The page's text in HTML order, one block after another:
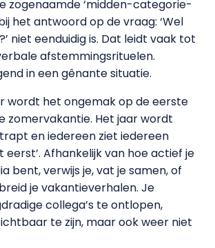
zogenaamde ‘midden-categorie-
het antwoord op de vraag: ‘Wel
niet eenduidig is. Dat leidt vaak tot
afstemmingsrituelen.
in een gênante situatie.
wordt het ongemak op de eerste
zomervakantie. Het jaar wordt
en iedereen ziet iedereen
eerst’. Afhankelijk van hoe actief je
bent, verwijs je, vat je samen, of
je vakantieverhalen. Je
collega’s te ontlopen,
te zijn, maar ook weer niet